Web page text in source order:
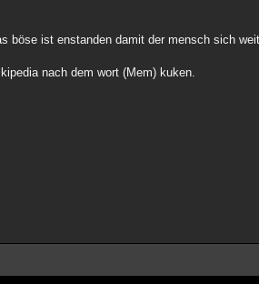
böse ist enstanden damit der mensch sich
nach dem wort (Mem) kuken.